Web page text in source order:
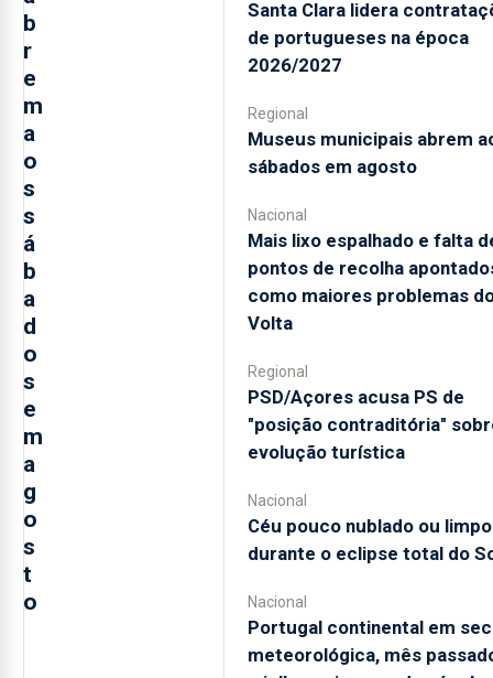
b
r
e
m
a
o
s
s
á
b
a
d
o
s
e
m
a
g
o
s
t
o
Santa Clara lidera
de portugueses na época
2026/2027
Regional
Museus municipais abrem
sábados em agosto
Nacional
Mais lixo espalhado e falta
pontos de recolha
como maiores problemas
Volta
Regional
PSD/Açores acusa PS de
"posição contraditória"
evolução turística
Nacional
Céu pouco nublado ou limpo
durante o eclipse total do
Nacional
Portugal continental em
meteorológica, mês